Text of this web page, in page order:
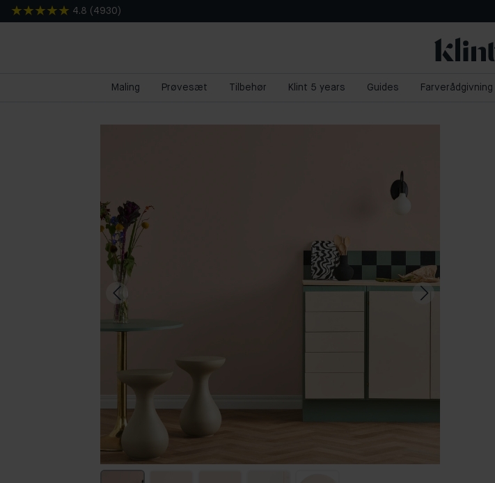
4.8 ( 4930 )
Maling Prøvesæt Tilbehør Klint 5 years Guides Farverådgivning